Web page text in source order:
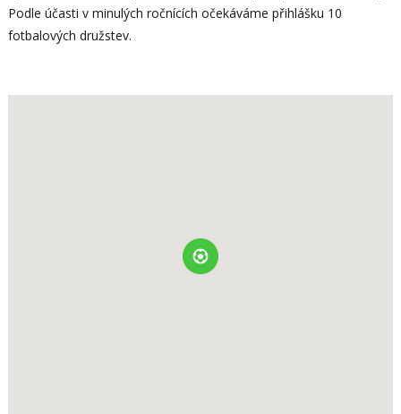
Podle účasti v minulých ročnících očekáváme přihlášku 10
fotbalových družstev.